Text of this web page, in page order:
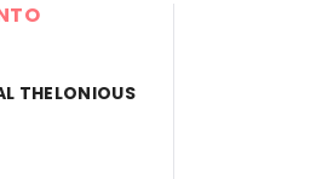
THELONIOUS